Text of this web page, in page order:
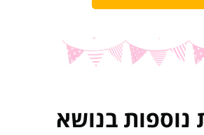
נוספות בנושא